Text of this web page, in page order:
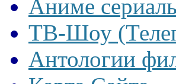
Аниме
ТВ-Шоу
Антологии